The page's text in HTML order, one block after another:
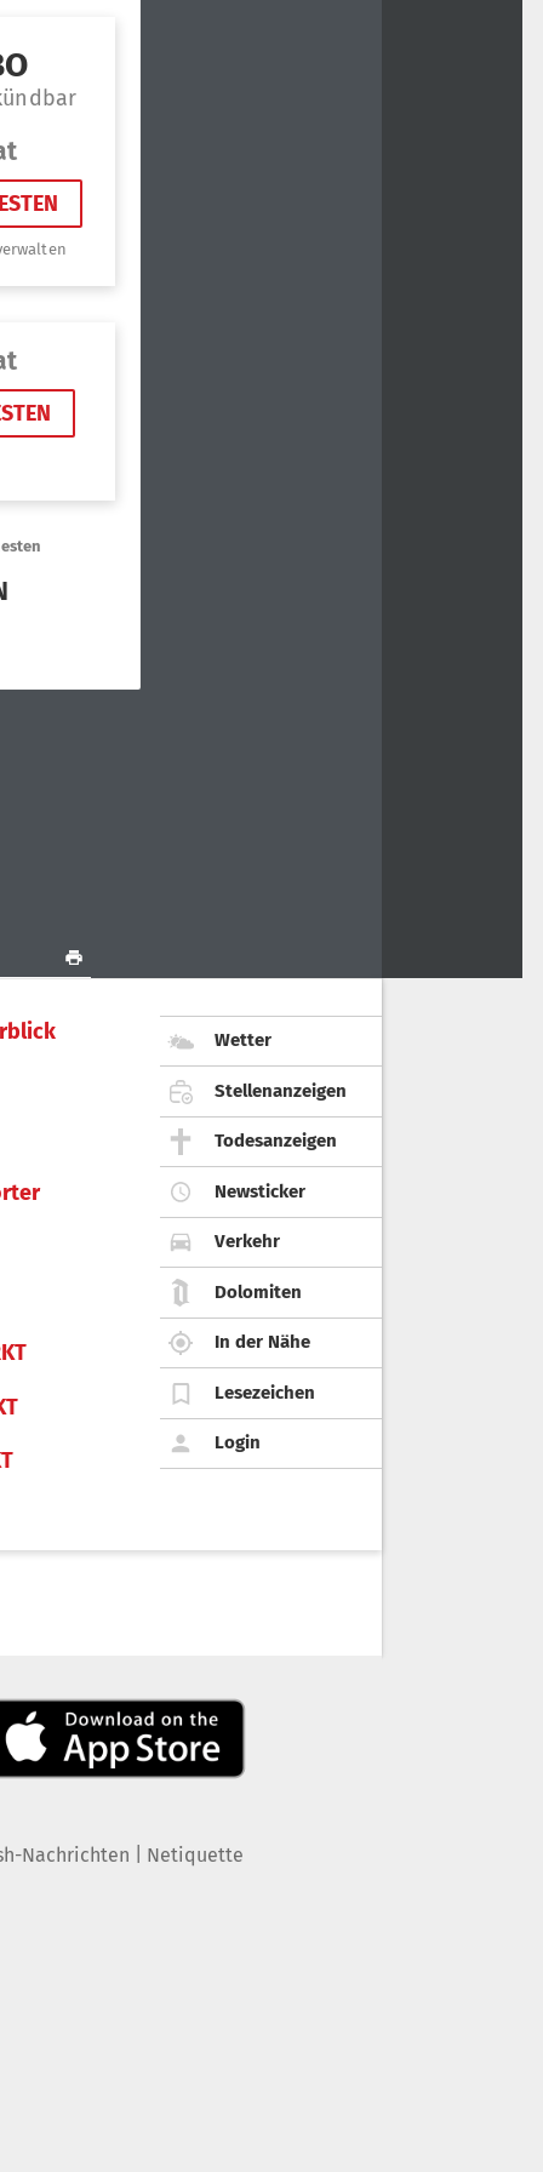
Wetter
Stellenanzeigen
Todesanzeigen
Newsticker
Verkehr
Dolomiten
In der Nähe
Lesezeichen
Login
Nachrichten Netiquette